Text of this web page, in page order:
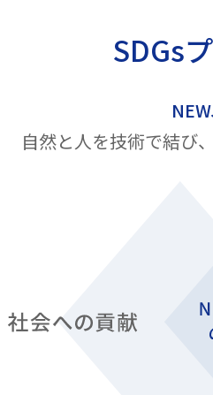
SDGs
自然と人を技術で結び、